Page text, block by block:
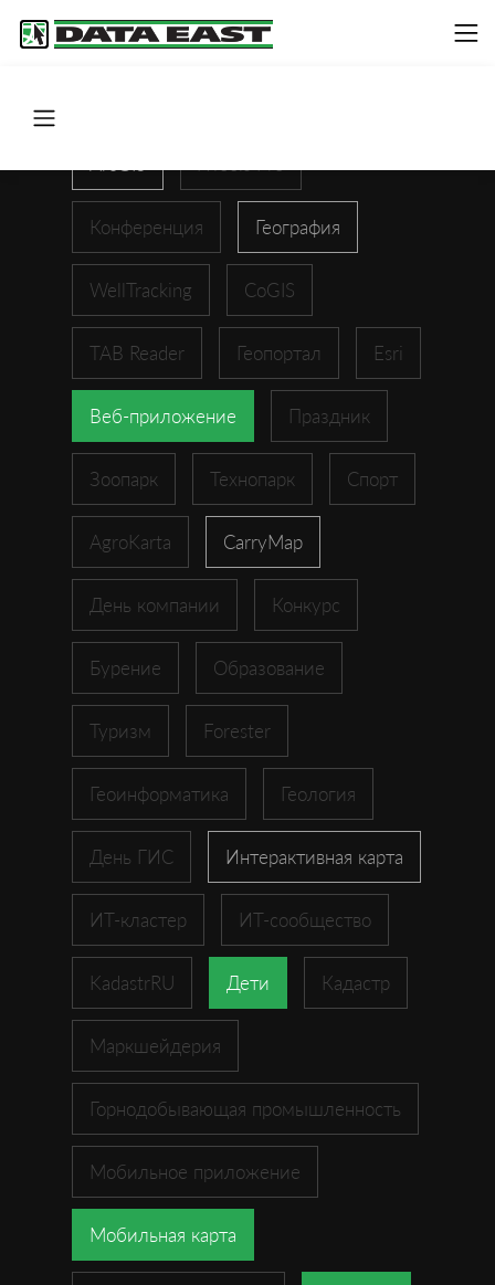
Конференция География
WellTracking CoGIS
TAB Reader Геопортал Esri
Веб-приложение Праздник
Зоопарк Технопарк Спорт
AgroKarta CarryMap
День компании Конкурс
Бурение Образование
Туризм Forester
Геоинформатика Геология
День ГИС Интерактивная карта
ИТ-кластер ИТ-сообщество
KadastrRU Дети Кадастр
Маркшейдерия
Горнодобывающая промышленность
Мобильное приложение
Мобильная карта